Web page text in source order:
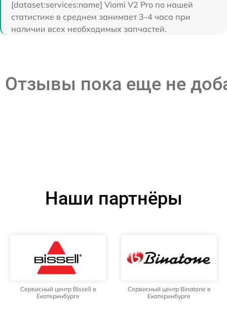
[dataset:services:name] Viomi V2 Pro по нашей
статистике в среднем занимает 3-4 часа при
наличии всех необходимых запчастей.
Отзывы пока еще не
Наши партнёры
Сервисный центр Bissell в
Екатеринбурге
Сервисный центр Binatone в
Екатеринбурге